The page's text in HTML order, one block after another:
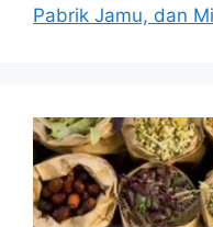
Pabrik Jamu, dan